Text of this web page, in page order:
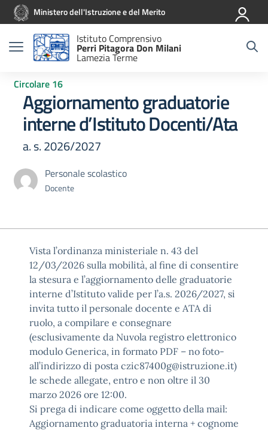
Vai ai contenuti
Vai al menu di navigazione
Vai al footerMinistero dell'Istruzione e del Merito
Istituto Comprensivo
Perri Pitagora Don Milani
Lamezia Terme
Circolare 16
Aggiornamento graduatorie
interne d’Istituto Docenti/Ata
a. s. 2026/2027
Personale scolastico
Docente
Vista l’ordinanza ministeriale n. 43 del
12/03/2026 sulla mobilità, al fine di consentire
la stesura e l’aggiornamento delle graduatorie
interne d’Istituto valide per l’a.s. 2026/2027, si
invita tutto il personale docente e ATA di
ruolo, a compilare e consegnare
(esclusivamente da Nuvola registro elettronico
modulo Generica, in formato PDF – no foto-
all’indirizzo di posta czic87400g@istruzione.it)
le schede allegate, entro e non oltre il 30
marzo 2026 ore 12:00.
Si prega di indicare come oggetto della mail:
Aggiornamento graduatoria interna + cognome